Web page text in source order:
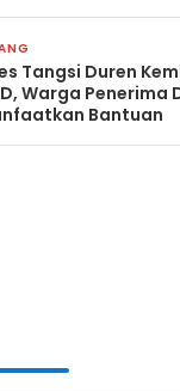
Tangsi Duren
Warga Penerima
Bantuan